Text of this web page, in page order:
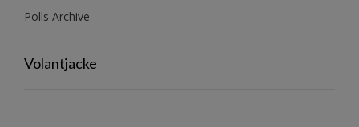
Polls Archive
Volantjacke